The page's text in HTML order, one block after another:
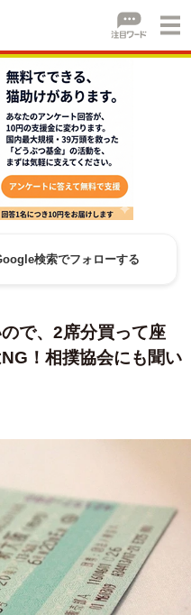
検索でフォローする
で、2席分買って座
！相撲協会にも聞い